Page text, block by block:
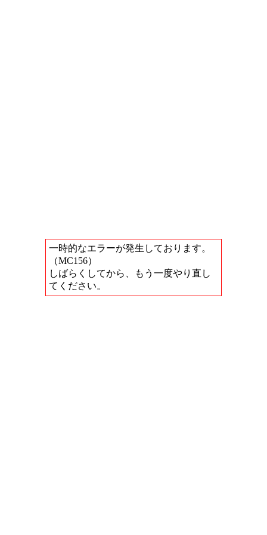
一時的なエラーが発生しております。
（MC156）
しばらくしてから、もう一度やり直し
てください。